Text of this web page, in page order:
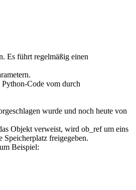
Es führt regelmäßig einen
Code vom durch
wurde und noch heute von
Objekt verweist, wird ob_ref um eins
freigegeben.
Beispiel: